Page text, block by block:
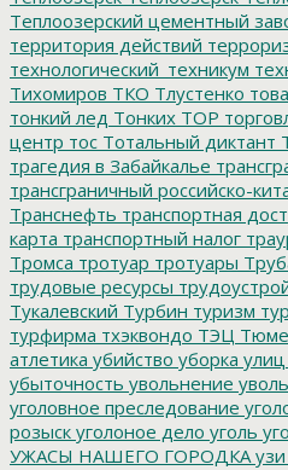
Теплоозерский цементный
территория действий
технологический_техникум
Тихомиров ТКО Тлустенко
тонкий лед Тонких ТОР
центр тос Тотальный диктант
трагедия в Забайкалье
трансграничный российско-
Транснефть транспортная
карта транспортный налог
Тромса тротуар тротуары
трудовые ресурсы
Тукалевский Турбин туризм
турфирма тхэквондо ТЭЦ
атлетика убийство уборка улиц
убыточность увольнение
уголовное преследование
розыск уголоное дело уголь
УЖАСЫ НАШЕГО ГОРОДКА узи